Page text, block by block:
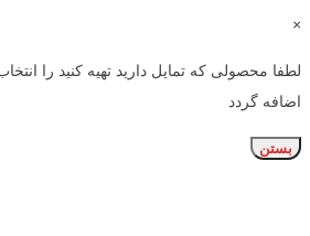
×
لطفا محصولی که تمایل دارید تهیه کنید را
اضافه گردد
بستن